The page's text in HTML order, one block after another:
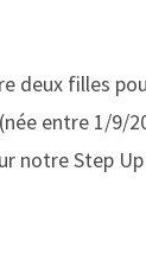
deux filles
entre 1/9/
notre Step